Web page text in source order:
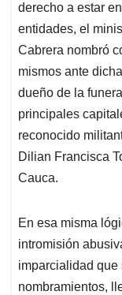
derecho a estar
entidades, el
Cabrera nombró
mismos ante
dueño de la
principales
reconocido
Dilian Francisca
Cauca.
En esa misma
intromisión
imparcialidad que
nombramientos,